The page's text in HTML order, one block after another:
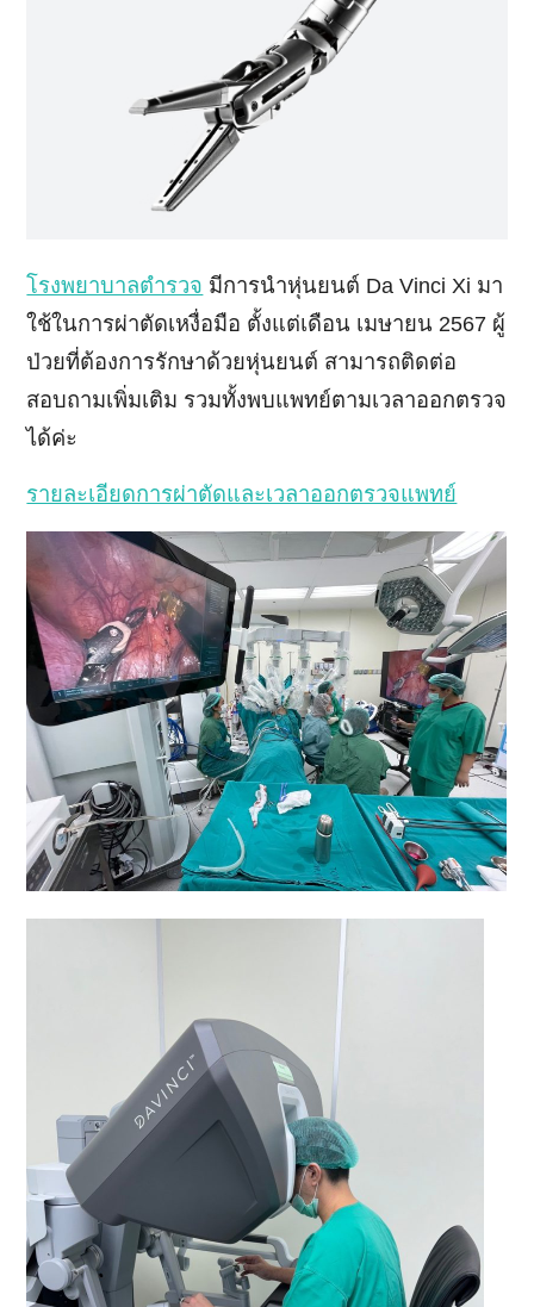
โรงพยาบาลตำรวจ มีการนำหุ่นยนต์ Da Vinci Xi มา
ใช้ในการผ่าตัดเหงื่อมือ ตั้งแต่เดือน เมษายน 2567 ผู้
ป่วยที่ต้องการรักษาด้วยหุ่นยนต์ สามารถติดต่อ
สอบถามเพิ่มเติม รวมทั้งพบแพทย์ตามเวลาออกตรวจ
ได้ค่ะ
รายละเอียดการผ่าตัดและเวลาออกตรวจแพทย์